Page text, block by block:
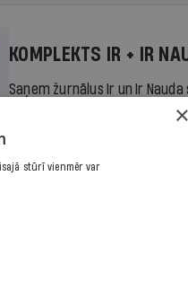
KOMPLEKTS IR + IR
Saņem žurnālus Ir un Ir
pilnu piekļuvi portāla ir.lv
Cena
×
stūrī vienmēr var